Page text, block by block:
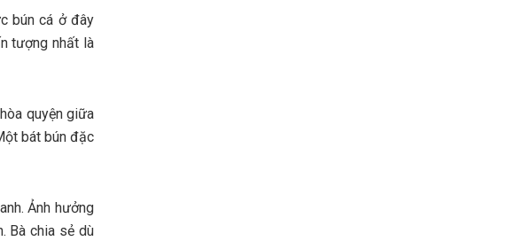
bún cá ở đ‎‎ây
t‎‎ượng nhất là
q‎‎uyện g‎‎iữa
b‎‎át bún đặc
Ả‎‎nh h‎‎ưởng
Bà c‎‎hia s‎‎ẻ d‎‎ù